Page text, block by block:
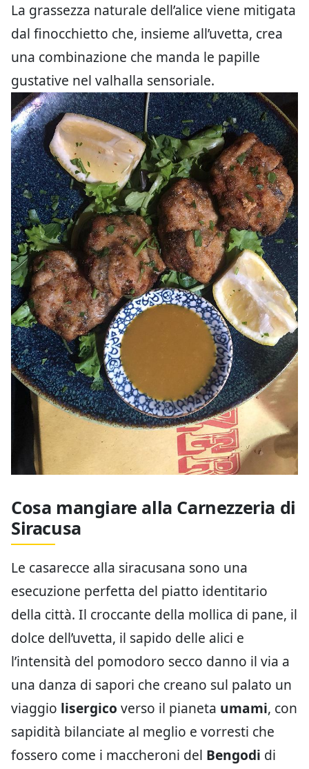
La grassezza naturale dell’alice viene mitigata
dal finocchietto che, insieme all’uvetta, crea
una combinazione che manda le papille
gustative nel valhalla sensoriale.
Cosa mangiare alla Carnezzeria di
Siracusa
Le casarecce alla siracusana sono una
esecuzione perfetta del piatto identitario
della città. Il croccante della mollica di pane, il
dolce dell’uvetta, il sapido delle alici e
l’intensità del pomodoro secco danno il via a
una danza di sapori che creano sul palato un
viaggio lisergico verso il pianeta umami, con
sapidità bilanciate al meglio e vorresti che
fossero come i maccheroni del Bengodi di